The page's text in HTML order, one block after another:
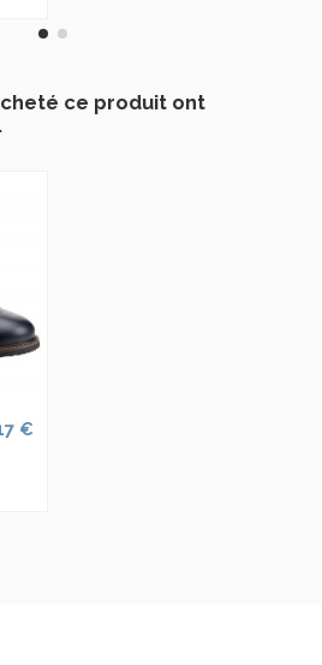
ce produit ont
€